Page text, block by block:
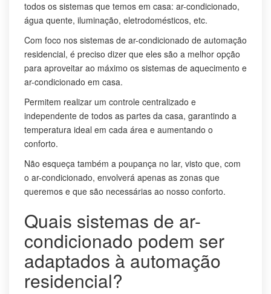
todos os sistemas que temos em casa: ar-condicionado,
água quente, iluminação, eletrodomésticos, etc.
Com foco nos sistemas de ar-condicionado de automação
residencial, é preciso dizer que eles são a melhor opção
para aproveitar ao máximo os sistemas de aquecimento e
ar-condicionado em casa.
Permitem realizar um controle centralizado e
independente de todos as partes da casa, garantindo a
temperatura ideal em cada área e aumentando o
conforto.
Não esqueça também a poupança no lar, visto que, com
o ar-condicionado, envolverá apenas as zonas que
queremos e que são necessárias ao nosso conforto.
Quais sistemas de ar-
condicionado podem ser
adaptados à automação
residencial?